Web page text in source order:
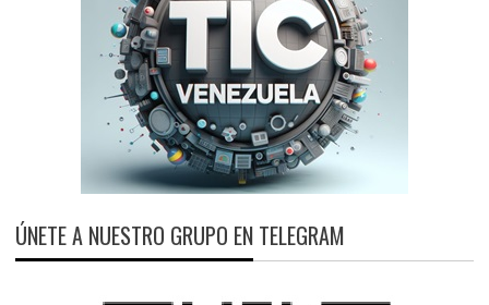
ÚNETE A NUESTRO GRUPO EN TELEGRAM